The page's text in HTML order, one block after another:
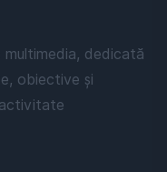
multimedia, dedicată
obiective și